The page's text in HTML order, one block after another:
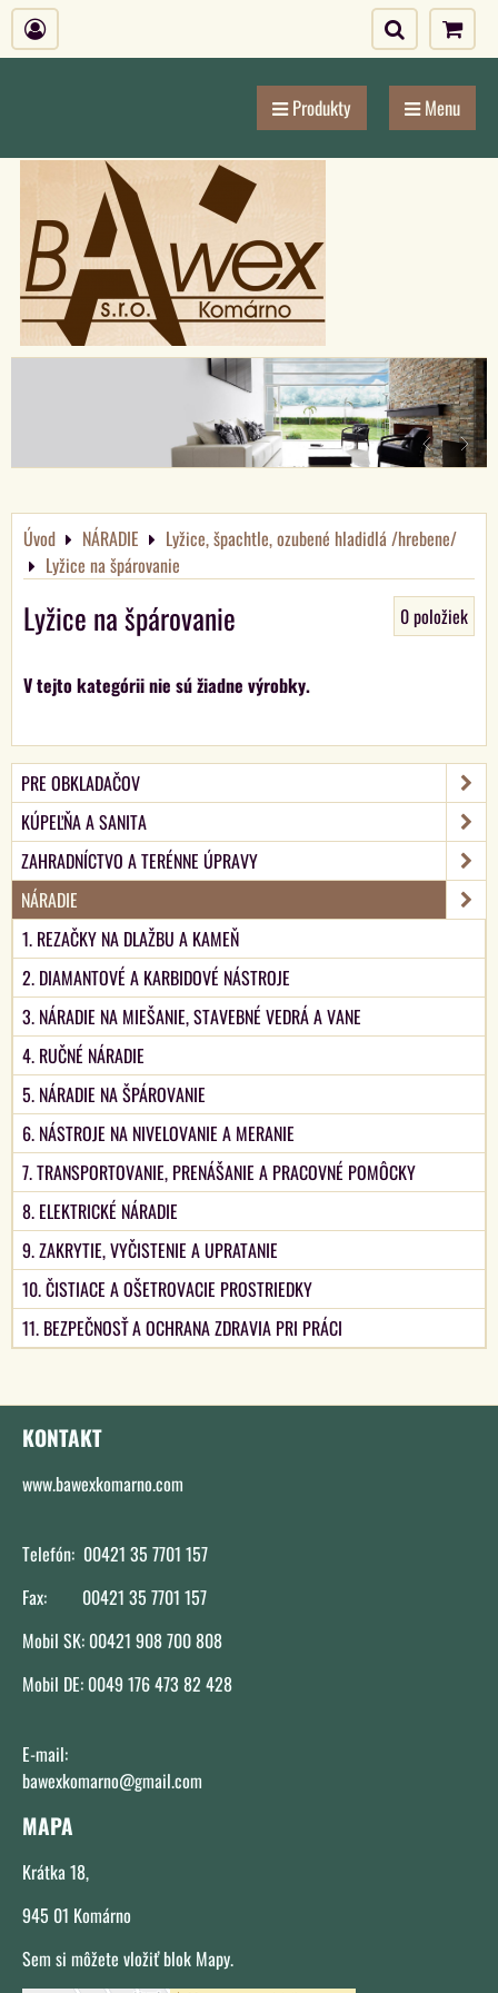
Produkty Menu
Úvod NÁRADIE
Lyžice, špachtle, ozubené hladidlá /hrebene/
Lyžice na špárovanie
Lyžice na špárovanie 0položiek
PRE OBKLADAČOV
KÚPEĽŇA A SANITA
ZAHRADNÍCTVO A TERÉNNE ÚPRAVY
NÁRADIE
1. REZAČKY NA DLAŽBU A KAMEŇ
2. DIAMANTOVÉ A KARBIDOVÉ NÁSTROJE
3. NÁRADIE NA MIEŠANIE, STAVEBNÉ VEDRÁ A VANE
4. RUČNÉ NÁRADIE
5. NÁRADIE NA ŠPÁROVANIE
6. NÁSTROJE NA NIVELOVANIE A MERANIE
7. TRANSPORTOVANIE, PRENÁŠANIE A PRACOVNÉ POMÔCKY
8. ELEKTRICKÉ NÁRADIE
9. ZAKRYTIE, VYČISTENIE A UPRATANIE
10. ČISTIACE A OŠETROVACIE PROSTRIEDKY
11. BEZPEČNOSŤ A OCHRANA ZDRAVIA PRI PRÁCI
KONTAKT
www.bawexkomarno.com
Telefón: 00421 35 7701 157
Fax: 00421 35 7701 157
Mobil SK: 00421 908 700 808
Mobil DE: 0049 176 473 82 428
E-mail:
bawexkomarno@gmail.com
MAPA
Krátka 18,
945 01 Komárno
Sem si môžete vložiť blok Mapy.